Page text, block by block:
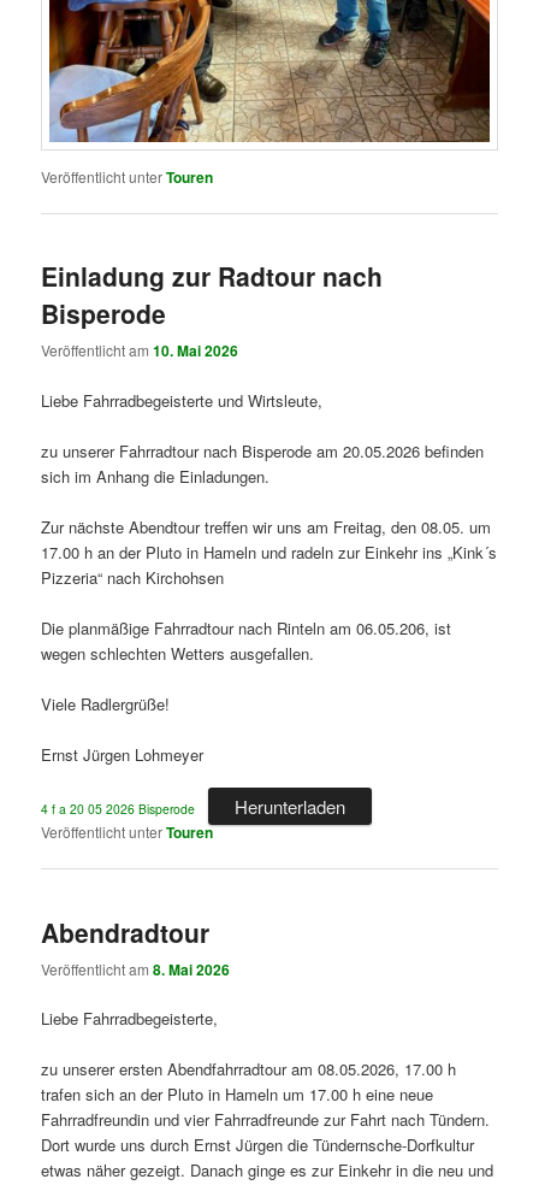
Veröffentlicht unterTouren
Einladung zur Radtour nach
Bisperode
Veröffentlicht am10. Mai 2026
Liebe Fahrradbegeisterte und Wirtsleute,
zu unserer Fahrradtour nach Bisperode am 20.05.2026 befinden
sich im Anhang die Einladungen.
Zur nächste Abendtour treffen wir uns am Freitag, den 08.05. um
17.00 h an der Pluto in Hameln und radeln zur Einkehr ins „Kink´s
Pizzeria“ nach Kirchohsen
Die planmäßige Fahrradtour nach Rinteln am 06.05.206, ist
wegen schlechten Wetters ausgefallen.
Viele Radlergrüße!
Ernst Jürgen Lohmeyer
4 f a 20 05 2026 Bisperode Herunterladen
Veröffentlicht unterTouren
Abendradtour
Veröffentlicht am8. Mai 2026
Liebe Fahrradbegeisterte,
zu unserer ersten Abendfahrradtour am 08.05.2026, 17.00 h
trafen sich an der Pluto in Hameln um 17.00 h eine neue
Fahrradfreundin und vier Fahrradfreunde zur Fahrt nach Tündern.
Dort wurde uns durch Ernst Jürgen die Tündernsche-Dorfkultur
etwas näher gezeigt. Danach ginge es zur Einkehr in die neu und